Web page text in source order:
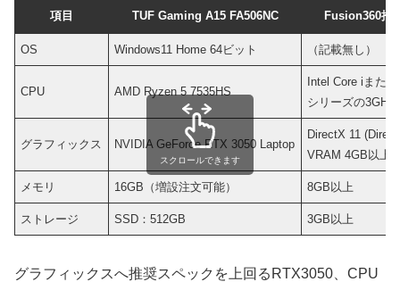
項目 TUF Gaming A15 FA506NC Fusion360推
OS Windows11 Home 64ビット （記載無し）
CPU AMD Ryzen 5 7535HS
Intel Core iまた
シリーズの3GHz
グラフィックス NVIDIA GeForce RTX 3050 Laptop
DirectX 11
VRAM 4GB以上
メモリ 16GB（増設注文可能） 8GB以上
ストレージ SSD：512GB 3GB以上
スクロールできます
グラフィックスへ推奨スペックを上回るRTX3050、CPU